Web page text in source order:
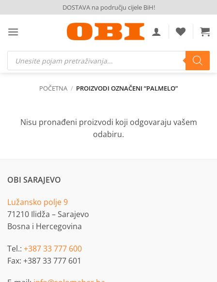
to
content
DOSTAVA na području cijele BiH!
Products
search
POČETNA / PROIZVODI OZNAČENI “PALMELO”
Nisu pronađeni proizvodi koji odgovaraju vašem
odabiru.
OBI SARAJEVO
Lužansko polje 9
71210 Ilidža – Sarajevo
Bosna i Hercegovina
Tel.: +387 33 777 600
Fax: +387 33 777 601